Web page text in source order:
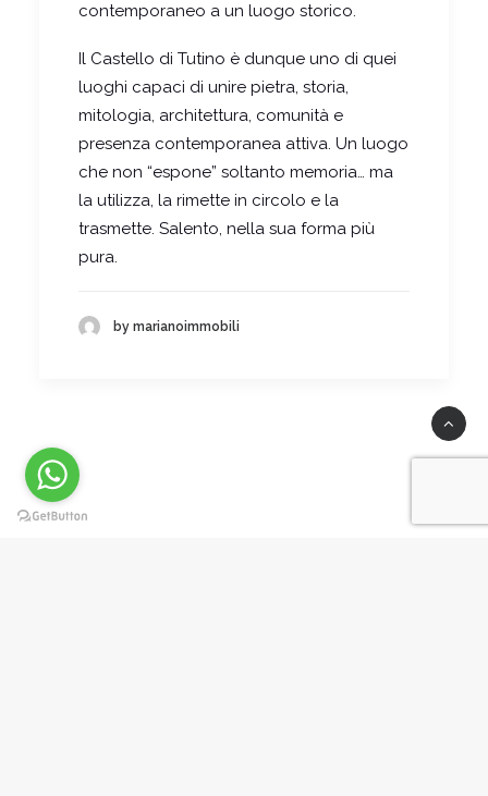
contemporaneo a un luogo storico.
Il Castello di Tutino è dunque uno di quei
luoghi capaci di unire pietra, storia,
mitologia, architettura, comunità e
presenza contemporanea attiva. Un luogo
che non “espone” soltanto memoria… ma
la utilizza, la rimette in circolo e la
trasmette. Salento, nella sua forma più
pura.
by marianoimmobili